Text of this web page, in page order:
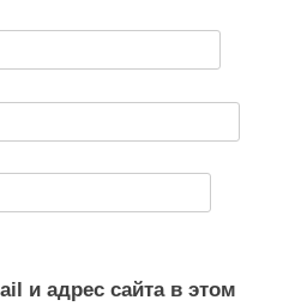
и адрес сайта в этом